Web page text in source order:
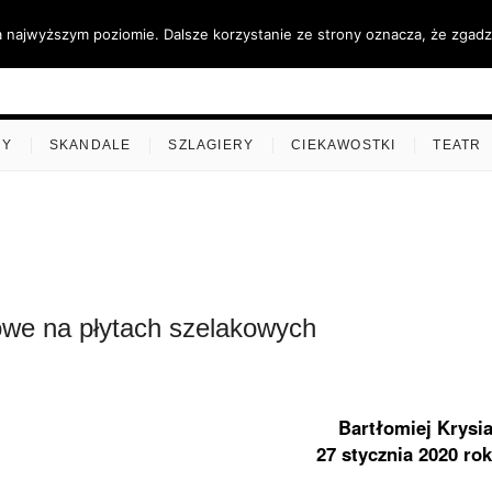
SKANDALE SZLAGIERY CIEKAWOSTKI TEATR
na płytach szelakowych
Bartłomiej
27 stycznia 2020
poziomie. Dalsze korzystanie ze strony oznacza, że